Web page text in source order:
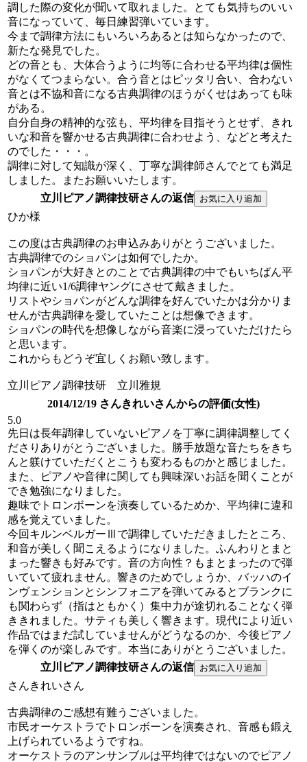
調した際の変化が聞いて取れました。とても気持ちのいい
音になっていて、毎日練習弾いています。
今まで調律方法にもいろいろあるとは知らなかったので、
新たな発見でした。
どの音とも、大体合うように均等に合わせる平均律は個性
がなくてつまらない。合う音とはピッタリ合い、合わない
音とは不協和音になる古典調律のほうがくせはあっても味
がある。
自分自身の精神的な弦も、平均律を目指そうとせず、きれ
いな和音を響かせる古典調律に合わせよう、などと考えた
のでした・・・。
調律に対して知識が深く、丁寧な調律師さんでとても満足
しました。またお願いいたします。
立川ピアノ調律技研さんの返信
ひか様
この度は古典調律のお申込みありがとうございました。
古典調律でのショパンは如何でしたか。
ショパンが大好きとのことで古典調律の中でもいちばん平
均律に近い1/6調律ヤングにさせて戴きました。
リストやショパンがどんな調律を好んでいたかは分かりま
せんが古典調律を愛していたことは想像できます。
ショパンの時代を想像しながら音楽に浸っていただけたら
と思います。
これからもどうぞ宜しくお願い致します。
立川ピアノ調律技研 立川雅規
2014/12/19 さんきれいさんからの評価(女性)
5.0
先日は長年調律していないピアノを丁寧に調律調整してく
ださりありがとうございました。勝手放題な音たちをきち
んと躾けていただくとこうも変わるものかと感じました。
また、ピアノや音律に関しても興味深いお話を聞くことが
でき勉強になりました。
趣味でトロンボーンを演奏しているためか、平均律に違和
感を覚えていました。
今回キルンベルガーⅢで調律していただきましたところ、
和音が美しく聞こえるようになりました。ふんわりとまと
まった響きも好みです。音の方向性？もまとまったので弾
いていて疲れません。響きのためでしょうか、バッハのイ
ンヴェンションとシンフォニアを弾いてみるとブランクに
も関わらず（指はともかく）集中力が途切れることなく弾
ききれました。サティも美しく響きます。現代により近い
作品ではまだ試していませんがどうなるのか、今後ピアノ
を弾くのが楽しみです。本当にありがとうございました。
立川ピアノ調律技研さんの返信
さんきれいさん
古典調律のご感想有難うございました。
市民オーケストラでトロンボーンを演奏され、音感も鍛え
上げられているようですね。
オーケストラのアンサンブルは平均律ではないのでピアノ